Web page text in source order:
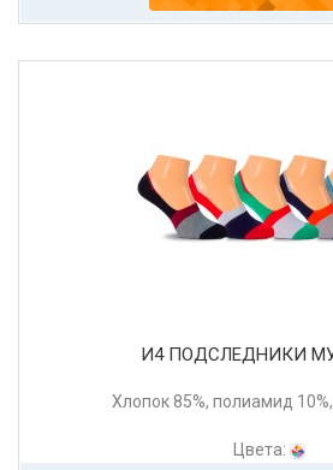
И4 ПОДСЛЕДНИКИ
Хлопок 85%, полиамид
Цвета: